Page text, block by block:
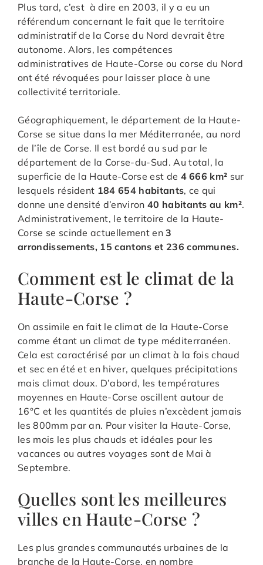
Plus tard, c’est à dire en 2003, il y a eu un
référendum concernant le fait que le territoire
administratif de la Corse du Nord devrait être
autonome. Alors, les compétences
administratives de Haute-Corse ou corse du Nord
ont été révoquées pour laisser place à une
collectivité territoriale.
Géographiquement, le département de la Haute-
Corse se situe dans la mer Méditerranée, au nord
de l’île de Corse. Il est bordé au sud par le
département de la Corse-du-Sud. Au total, la
superficie de la Haute-Corse est de 4 666 km² sur
lesquels résident 184 654 habitants, ce qui
donne une densité d’environ 40 habitants au km².
Administrativement, le territoire de la Haute-
Corse se scinde actuellement en3
arrondissements, 15 cantons et 236 communes.
Comment est le climat de la
Haute-Corse ?
On assimile en fait le climat de la Haute-Corse
comme étant un climat de type méditerranéen.
Cela est caractérisé par un climat à la fois chaud
et sec en été et en hiver, quelques précipitations
mais climat doux. D’abord, les températures
moyennes en Haute-Corse oscillent autour de
16°C et les quantités de pluies n’excèdent jamais
les 800mm par an. Pour visiter la Haute-Corse,
les mois les plus chauds et idéales pour les
vacances ou autres voyages sont de Mai à
Septembre.
Quelles sont les meilleures
villes en Haute-Corse ?
Les plus grandes communautés urbaines de la
branche de la Haute-Corse, en nombre